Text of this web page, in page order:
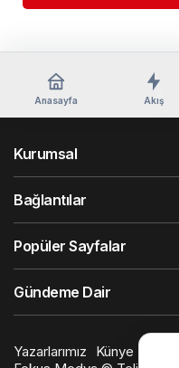
Anasayfa Akış
Kurumsal
Bağlantılar
Popüler Sayfalar
Gündeme Dair
Yazarlarımız Künye